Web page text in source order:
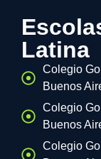
Latina
Colegio
Buenos
Colegio
Buenos
Colegio